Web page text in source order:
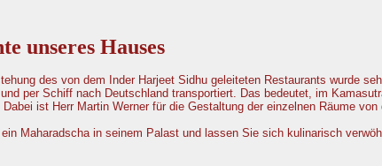
unseres Hauses
des von dem Inder Harjeet Sidhu geleiteten Restaurants wurde
per Schiff nach Deutschland transportiert. Das bedeutet, im
ist Herr Martin Werner für die Gestaltung der einzelnen Räume von
Maharadscha in seinem Palast und lassen Sie sich kulinarisch